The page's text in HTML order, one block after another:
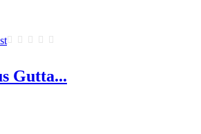
Gutta...